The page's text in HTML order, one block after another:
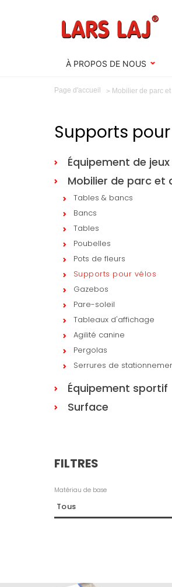
À PROPOS DE NOUS
Page d'accueil Mobilier de parc
Supports
Équipement de jeux
Mobilier de parc et
Tables & bancs
Bancs
Tables
Poubelles
Pots de fleurs
Supports pour vélos
Gazebos
Pare-soleil
Tableaux d'affichage
Agilité canine
Pergolas
Serrures de
Équipement sportif
Surface
FILTRES
Matériau de base